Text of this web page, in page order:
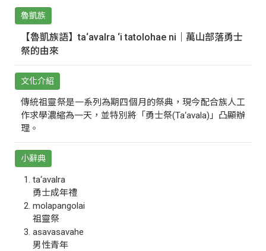
魯凱族
【魯凱族語】ta‘avalra ‘i tatolohae ni｜萬山部落勇士
祭的由來
文化介紹
傳統祖靈祭是一系列為期四個月的祭典，現今配合族人工
作求學濃縮為一天，並特別將「勇士祭(Ta‘avala)」凸顯辦
理。
小辭典
ta‘avalra
勇士成年禮
molapangolai
祖靈祭
asavasavahe
男性青年